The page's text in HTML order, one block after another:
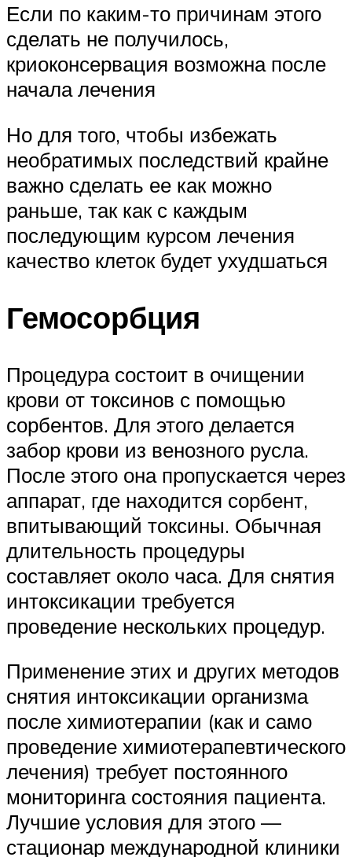
Если по каким-то причинам этого
сделать не получилось,
криоконсервация возможна после
начала лечения
Но для того, чтобы избежать
необратимых последствий крайне
важно сделать ее как можно
раньше, так как с каждым
последующим курсом лечения
качество клеток будет ухудшаться
Гемосорбция
Процедура состоит в очищении
крови от токсинов с помощью
сорбентов. Для этого делается
забор крови из венозного русла.
После этого она пропускается через
аппарат, где находится сорбент,
впитывающий токсины. Обычная
длительность процедуры
составляет около часа. Для снятия
интоксикации требуется
проведение нескольких процедур.
Применение этих и других методов
снятия интоксикации организма
после химиотерапии (как и само
проведение химиотерапевтического
лечения) требует постоянного
мониторинга состояния пациента.
Лучшие условия для этого —
стационар международной клиники